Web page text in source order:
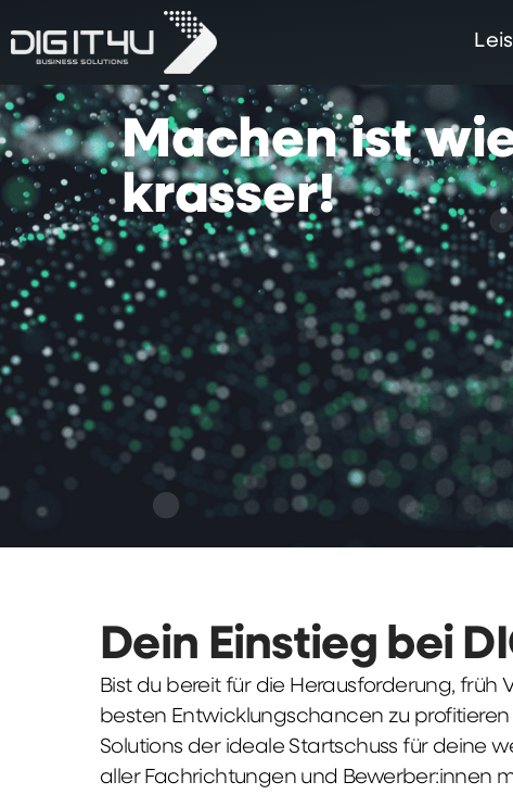
Machen ist
krasser!
Dein Einstieg bei
Bist du bereit für die Herausforderung,
besten Entwicklungschancen zu profitieren
Solutions der ideale Startschuss für deine
aller Fachrichtungen und Bewerber:innen